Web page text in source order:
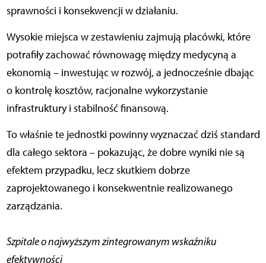
sprawności i konsekwencji w działaniu.
Wysokie miejsca w zestawieniu zajmują placówki, które
potrafiły zachować równowagę między medycyną a
ekonomią – inwestując w rozwój, a jednocześnie dbając
o kontrolę kosztów, racjonalne wykorzystanie
infrastruktury i stabilność finansową.
To właśnie te jednostki powinny wyznaczać dziś standard
dla całego sektora – pokazując, że dobre wyniki nie są
efektem przypadku, lecz skutkiem dobrze
zaprojektowanego i konsekwentnie realizowanego
zarządzania.
Szpitale o najwyższym zintegrowanym wskaźniku
efektywności